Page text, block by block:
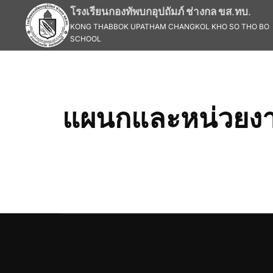
content
โรงเรียนกองทัพบกอุปถัมภ์ ช่างกล ขส.ทบ.
KONG THABBOK UPATHAM CHANGKOL KHO SO THO BO
SCHOOL
แผนกและหน่วยง